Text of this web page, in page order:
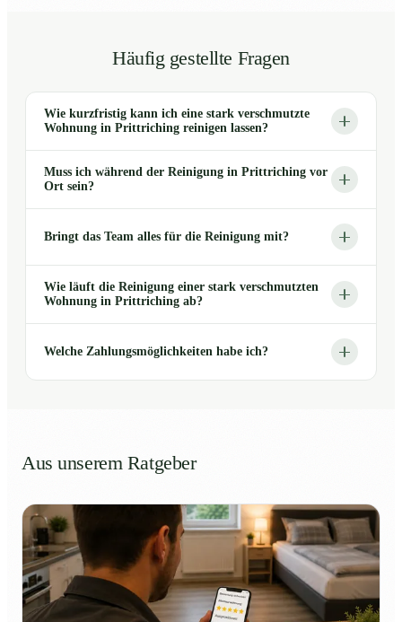
Häufig gestellte Fragen
Wie kurzfristig kann ich eine stark verschmutzte
Wohnung in Prittriching reinigen lassen?
Muss ich während der Reinigung in Prittriching vor
Ort sein?
Bringt das Team alles für die Reinigung mit?
Wie läuft die Reinigung einer stark verschmutzten
Wohnung in Prittriching ab?
Welche Zahlungsmöglichkeiten habe ich?
Aus unserem Ratgeber